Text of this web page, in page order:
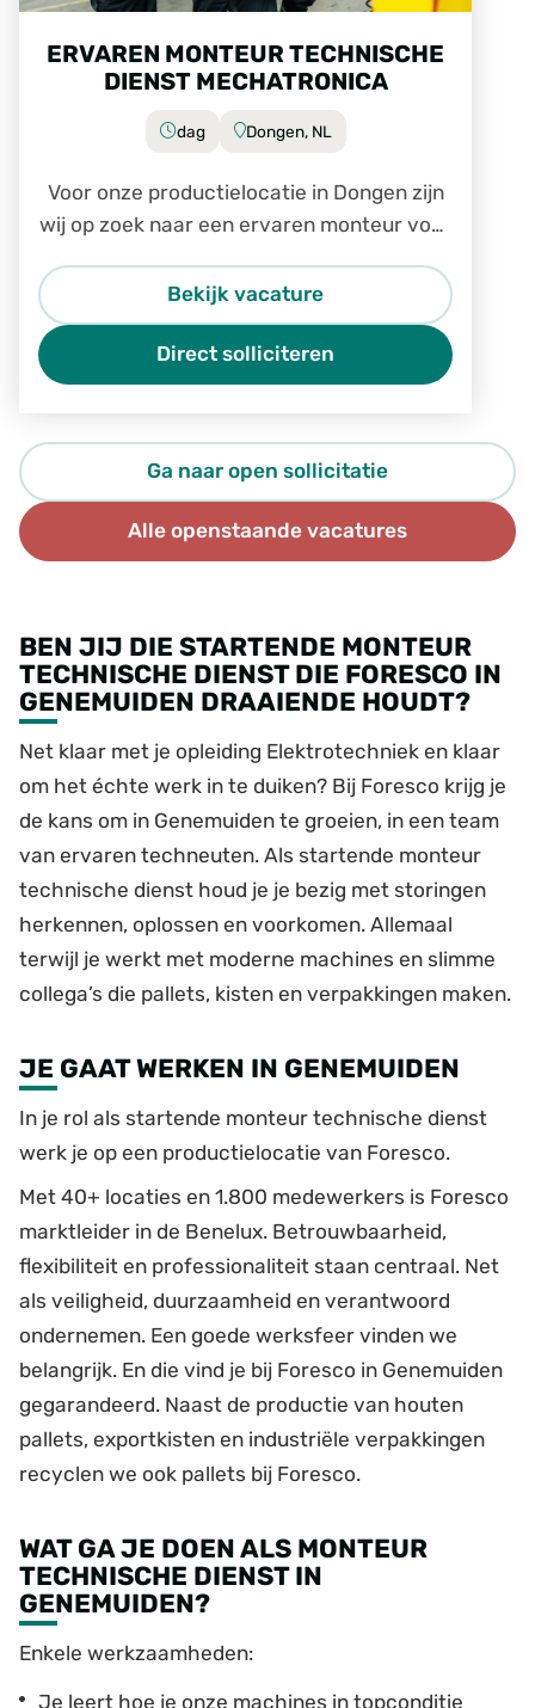
ERVAREN MONTEUR TECHNISCHE
DIENST MECHATRONICA
dag Dongen, NL
Voor onze productielocatie in Dongen zijn
wij op zoek naar een ervaren monteur voor
Bekijk vacature
Direct solliciteren
Ga naar open sollicitatie
Alle openstaande vacatures
BEN JIJ DIE STARTENDE MONTEUR
TECHNISCHE DIENST DIE FORESCO IN
GENEMUIDEN DRAAIENDE HOUDT?
Net klaar met je opleiding Elektrotechniek en klaar
om het échte werk in te duiken? Bij Foresco krijg je
de kans om in Genemuiden te groeien, in een team
van ervaren techneuten. Als startende monteur
technische dienst houd je je bezig met storingen
herkennen, oplossen en voorkomen. Allemaal
terwijl je werkt met moderne machines en slimme
collega’s die pallets, kisten en verpakkingen maken.
JE GAAT WERKEN IN GENEMUIDEN
In je rol als startende monteur technische dienst
werk je op een productielocatie van Foresco.
Met 40+ locaties en 1.800 medewerkers is Foresco
marktleider in de Benelux. Betrouwbaarheid,
flexibiliteit en professionaliteit staan centraal. Net
als veiligheid, duurzaamheid en verantwoord
ondernemen. Een goede werksfeer vinden we
belangrijk. En die vind je bij Foresco in Genemuiden
gegarandeerd. Naast de productie van houten
pallets, exportkisten en industriële verpakkingen
recyclen we ook pallets bij Foresco.
WAT GA JE DOEN ALS MONTEUR
TECHNISCHE DIENST IN
GENEMUIDEN?
Enkele werkzaamheden:
Je leert hoe je onze machines in topconditie